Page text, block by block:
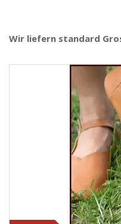
Wir liefern standard